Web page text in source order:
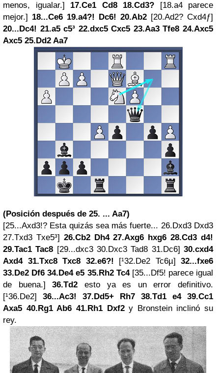
menos, igualar.] 17.Ce1 Cd8 18.Cd3? [18.a4 parece
mejor.] 18...Ce6 19.a4?! Dc6! 20.Ab2 [20.Ad2? Cxd4ƒ]
20...Dc4! 21.a5 c5³ 22.dxc5 Cxc5 23.Aa3 Tfe8 24.Axc5
Axc5 25.Dd2 Aa7
(Posición después de 25. ... Aa7)
[25...Axd3!? Esta quizás sea más fuerte... 26.Dxd3 Dxd3
27.Txd3 Txe5³] 26.Cb2 Dh4 27.Axg6 hxg6 28.Cd3 d4!
29.Tac1 Tac8 [29...dxc3 30.Dxc3 Tad8 31.Dc6]30.cxd4
Axd4 31.Txc8 Txc8 32.e6?! [¹32.De2 Tc6µ] 32...fxe6
33.De2 Df6 34.De4 e5 35.Rh2 Tc4[35...Df5! parece igual
de buena.]36.Td2 esto ya es un error definitivo.
[¹36.De2] 36...Ac3! 37.Dd5+ Rh7 38.Td1 e4 39.Cc1
Axa5 40.Rg1 Ab6 41.Rh1 Dxf2y Bronstein inclinó su
rey.